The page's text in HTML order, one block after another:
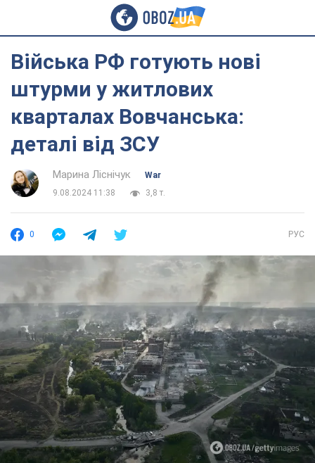
Війська РФ готують нові
штурми у житлових
кварталах Вовчанська:
деталі від ЗСУ
Марина Ліснічук
War
9.08.2024 11:38
3,8 т.
0 РУС